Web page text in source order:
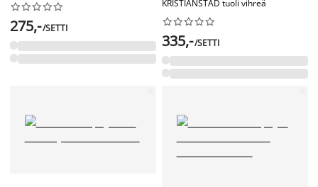






275,-/SETTI
KRISTIANSTAD tuoli vihreä






335,-/SETTI